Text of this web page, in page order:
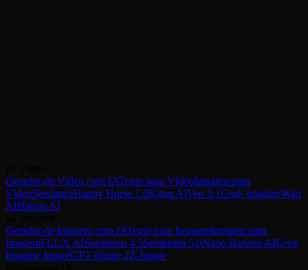
Participar Agora Ver Preços
Gerador de Vídeo com IATexto para VídeoImagem para
VídeoSeedanceHappy Horse 1.0Kling AIVeo 3.1Grok ImagineWan
AIHailuo AI
Gerador de Imagem com IATexto para ImagemImagem para
ImagemFLUX AISeedream 4.5Seedream 5.0Nano Banana AIGrok
Imagine ImageGPT Image 2Z-Image